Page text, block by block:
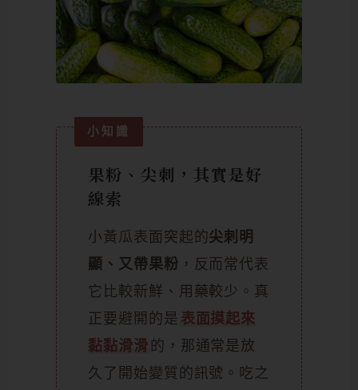
果粉、尖刺，其實是好
線索
小黃瓜表面突起的尖刺明
顯、又帶果粉 ，反而常代表
它比較新鮮、用藥較少。真
正要避開的是 表面摸起來
黏黏滑滑 的，那通常是放
久了開始變質的訊號。吃之